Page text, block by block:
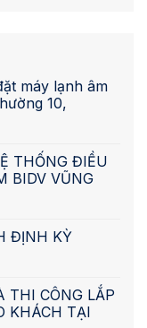
máy lạnh âm
10,
THỐNG ĐIỀU
BIDV VŨNG
ĐỊNH KỲ
THI CÔNG LẮP
KHÁCH TẠI